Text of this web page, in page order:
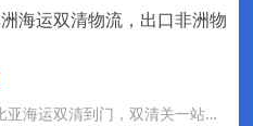
海运双清物流，出口非洲物
佛山化工危险品出口非洲冈比亚海运双清到门，双清关一站式，省心省力